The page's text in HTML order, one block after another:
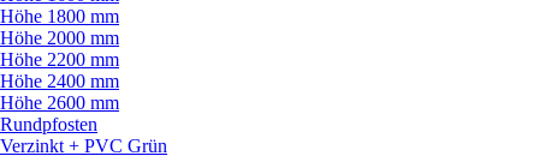
Höhe 1800 mm
Höhe 2000 mm
Höhe 2200 mm
Höhe 2400 mm
Höhe 2600 mm
Rundpfosten
Verzinkt + PVC Grün